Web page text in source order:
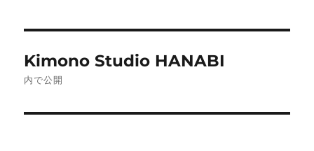
稿
Kimono Studio HANABI
内で公開